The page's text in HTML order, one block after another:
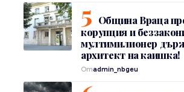
Община Враца
корупция и
мултимилионер
архитект на каишка!
Отadmin_nbgeu